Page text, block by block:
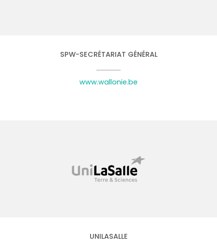
SPW-SECRÉTARIAT GÉNÉRAL
www.wallonie.be
UNILASALLE